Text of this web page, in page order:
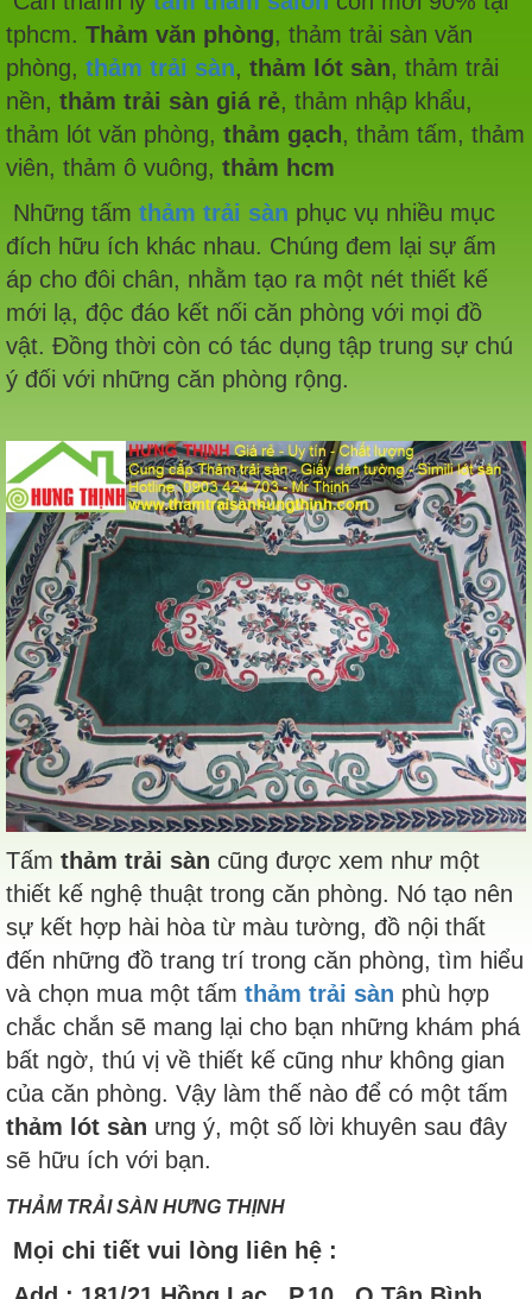
tphcm. Thảm văn phòng, thảm trải sàn văn
phòng, thảm trải sàn, thảm lót sàn, thảm trải
nền, thảm trải sàn giá rẻ, thảm nhập khẩu,
thảm lót văn phòng, thảm gạch, thảm tấm, thảm
viên, thảm ô vuông, thảm hcm
Những tấm thảm trải sàn phục vụ nhiều mục
đích hữu ích khác nhau. Chúng đem lại sự ấm
áp cho đôi chân, nhằm tạo ra một nét thiết kế
mới lạ, độc đáo kết nối căn phòng với mọi đồ
vật. Đồng thời còn có tác dụng tập trung sự chú
ý đối với những căn phòng rộng.
Tấm thảm trải sàn cũng được xem như một
thiết kế nghệ thuật trong căn phòng. Nó tạo nên
sự kết hợp hài hòa từ màu tường, đồ nội thất
đến những đồ trang trí trong căn phòng, tìm hiểu
và chọn mua một tấm thảm trải sàn phù hợp
chắc chắn sẽ mang lại cho bạn những khám phá
bất ngờ, thú vị về thiết kế cũng như không gian
của căn phòng. Vậy làm thế nào để có một tấm
thảm lót sàn ưng ý, một số lời khuyên sau đây
sẽ hữu ích với bạn.
THẢM TRẢI SÀN HƯNG THỊNH
Mọi chi tiết vui lòng liên hệ :